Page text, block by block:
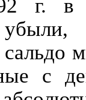
г. в
с